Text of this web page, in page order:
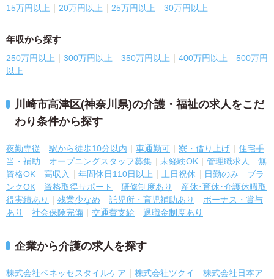
15万円以上 20万円以上 25万円以上 30万円以上
年収から探す
250万円以上 300万円以上 350万円以上 400万円以上
500万円
以上
川崎市高津区(神奈川県)の介護・福祉の求人をこだ
わり条件から探す
夜勤専従 駅から徒歩10分以内 車通勤可 寮・借り上げ
住宅手
当・補助
オープニングスタッフ募集 未経験OK 管理職求人
無
資格OK
高収入 年間休日110日以上 土日祝休 日勤のみ
ブラ
ンクOK
資格取得サポート 研修制度あり
産休･育休･介護休暇取
得実績あり
残業少なめ 託児所・育児補助あり
ボーナス・賞与
あり
社会保険完備 交通費支給 退職金制度あり
企業から介護の求人を探す
株式会社ベネッセスタイルケア 株式会社ツクイ
株式会社日本ア